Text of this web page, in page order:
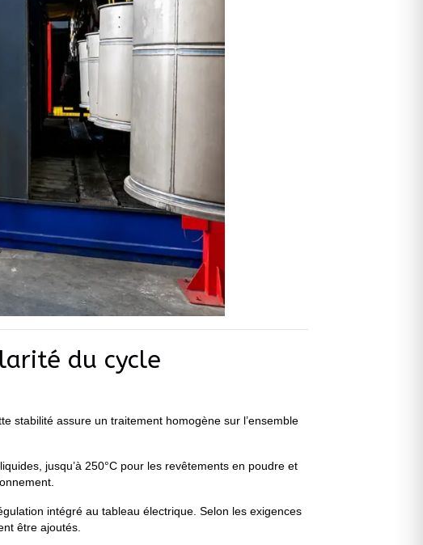
du cycle
stabilité assure un traitement homogène sur l’ensemble
jusqu’à 250°C pour les revêtements en poudre et
intégré au tableau électrique. Selon les exigences
être ajoutés.